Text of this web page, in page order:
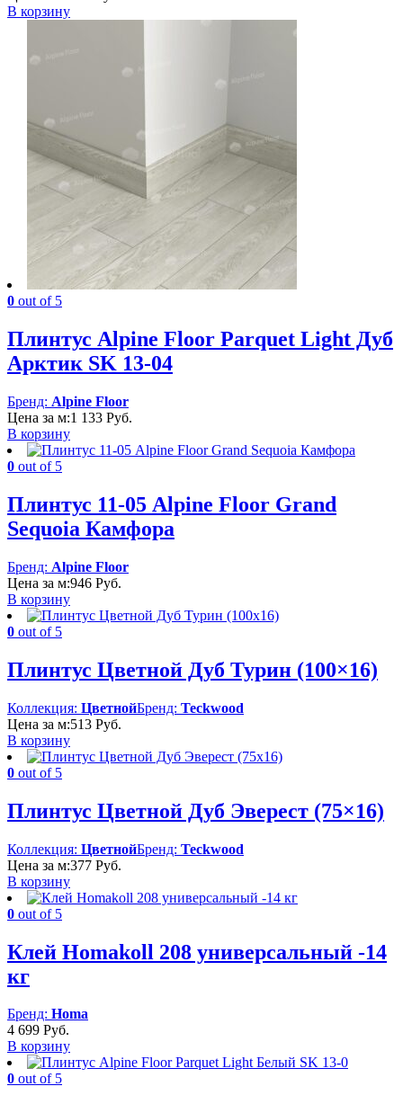
В корзину
0 out of 5
Плинтус Alpine Floor Parquet Light Дуб
Арктик SK 13-04
Бренд: Alpine Floor
Цена за м:1 133 Руб.
В корзину
0 out of 5
Плинтус 11-05 Alpine Floor Grand
Sequoia Камфора
Бренд: Alpine Floor
Цена за м:946 Руб.
В корзину
0 out of 5
Плинтус Цветной Дуб Турин (100×16)
Коллекция: ЦветнойБренд: Teckwood
Цена за м:513 Руб.
В корзину
0 out of 5
Плинтус Цветной Дуб Эверест (75×16)
Коллекция: ЦветнойБренд: Teckwood
Цена за м:377 Руб.
В корзину
0 out of 5
Клей Homakoll 208 универсальный -14
кг
Бренд: Homa
4 699 Руб.
В корзину
0 out of 5